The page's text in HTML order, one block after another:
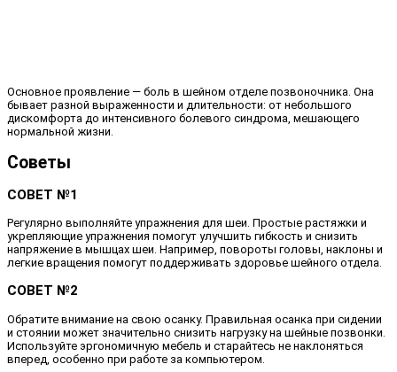
Основное проявление — боль в шейном отделе позвоночника. Она
бывает разной выраженности и длительности: от небольшого
дискомфорта до интенсивного болевого синдрома, мешающего
нормальной жизни.
Советы
СОВЕТ №1
Регулярно выполняйте упражнения для шеи. Простые растяжки и
укрепляющие упражнения помогут улучшить гибкость и снизить
напряжение в мышцах шеи. Например, повороты головы, наклоны и
легкие вращения помогут поддерживать здоровье шейного отдела.
СОВЕТ №2
Обратите внимание на свою осанку. Правильная осанка при сидении
и стоянии может значительно снизить нагрузку на шейные позвонки.
Используйте эргономичную мебель и старайтесь не наклоняться
вперед, особенно при работе за компьютером.